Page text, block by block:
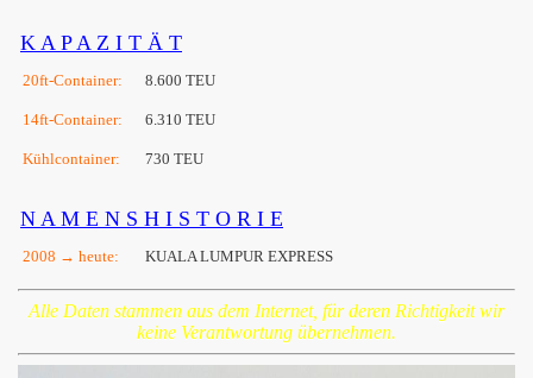
K A P A Z I T Ä T
20ft-Container: 8.600 TEU
14ft-Container: 6.310 TEU
Kühlcontainer: 730 TEU
N A M E N S H I S T O R I E
2008 → heute: KUALA LUMPUR EXPRESS
Alle Daten stammen aus dem Internet, für deren Richtigkeit wir
keine Verantwortung übernehmen.